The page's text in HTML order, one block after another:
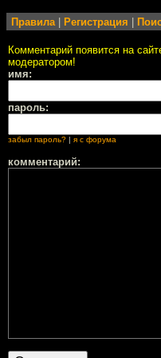
Правила| Регистрация
Комментарий появится на
модератором!
имя:
пароль:
забыл пароль? | я с форума
комментарий: